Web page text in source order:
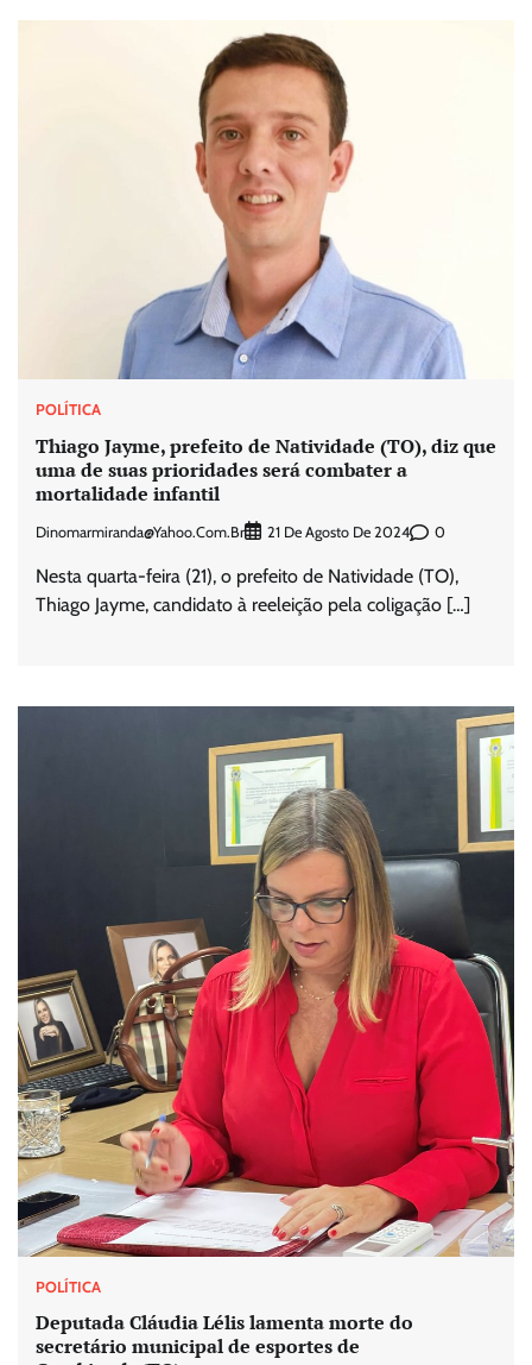
POLÍTICA
Thiago Jayme, prefeito de Natividade (TO), diz que
uma de suas prioridades será combater a
mortalidade infantil
Dinomarmiranda@yahoo.com.br 21 De Agosto De 2024 0
Nesta quarta-feira (21), o prefeito de Natividade (TO),
Thiago Jayme, candidato à reeleição pela coligação […]
POLÍTICA
Deputada Cláudia Lélis lamenta morte do
secretário municipal de esportes de